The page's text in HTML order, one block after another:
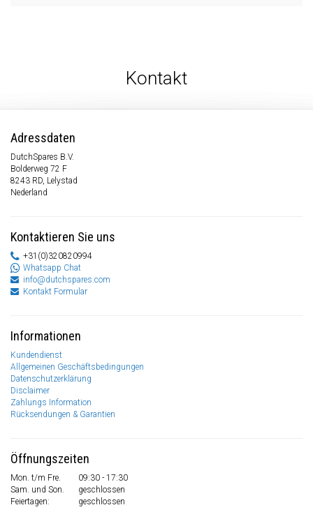
Kontakt
Adressdaten
DutchSpares B.V.
Bolderweg 72 F
8243 RD, Lelystad
Nederland
Kontaktieren Sie uns
+31(0)320820994
Whatsapp Chat
info@dutchspares.com
Kontakt Formular
Informationen
Kundendienst
Allgemeinen Geschäftsbedingungen
Datenschutzerklärung
Disclaimer
Zahlungs Information
Rücksendungen & Garantien
Öffnungszeiten
Mon. t/m Fre.
09:30 - 17:30
Sam. und Son.
geschlossen
Feiertagen:
geschlossen